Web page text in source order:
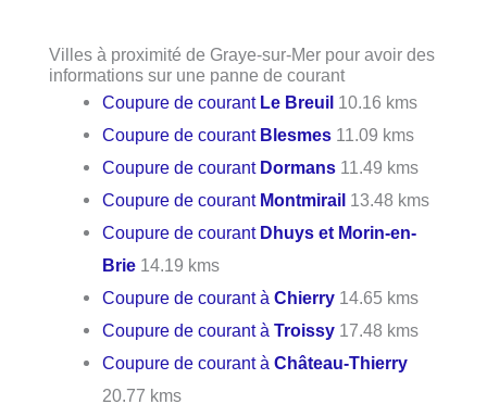
Villes à proximité de Graye-sur-Mer pour avoir des
informations sur une panne de courant
Coupure de courant Le Breuil 10.16 kms
Coupure de courant Blesmes 11.09 kms
Coupure de courant Dormans 11.49 kms
Coupure de courant Montmirail 13.48 kms
Coupure de courant Dhuys et Morin-en-
Brie 14.19 kms
Coupure de courant àChierry 14.65 kms
Coupure de courant àTroissy 17.48 kms
Coupure de courant àChâteau-Thierry
20.77 kms